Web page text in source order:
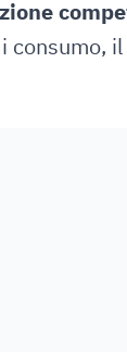
consumo,